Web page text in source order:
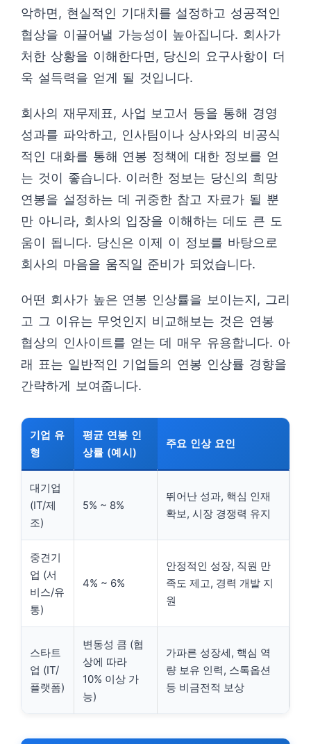
악하면, 현실적인 기대치를 설정하고 성공적인
협상을 이끌어낼 가능성이 높아집니다. 회사가
처한 상황을 이해한다면, 당신의 요구사항이 더
욱 설득력을 얻게 될 것입니다.
회사의 재무제표, 사업 보고서 등을 통해 경영
성과를 파악하고, 인사팀이나 상사와의 비공식
적인 대화를 통해 연봉 정책에 대한 정보를 얻
는 것이 좋습니다. 이러한 정보는 당신의 희망
연봉을 설정하는 데 귀중한 참고 자료가 될 뿐
만 아니라, 회사의 입장을 이해하는 데도 큰 도
움이 됩니다. 당신은 이제 이 정보를 바탕으로
회사의 마음을 움직일 준비가 되었습니다.
어떤 회사가 높은 연봉 인상률을 보이는지, 그리
고 그 이유는 무엇인지 비교해보는 것은 연봉
협상의 인사이트를 얻는 데 매우 유용합니다. 아
래 표는 일반적인 기업들의 연봉 인상률 경향을
간략하게 보여줍니다.
기업 유
형
평균 연봉 인
상률 (예시)
주요 인상 요인
대기업
(IT/제
조)
5% ~ 8%
뛰어난 성과, 핵심 인재
확보, 시장 경쟁력 유지
중견기
업 (서
비스/유
통)
4% ~ 6%
안정적인 성장, 직원 만
족도 제고, 경력 개발 지
원
스타트
업 (IT/
플랫폼)
변동성 큼 (협
상에 따라
10% 이상 가
능)
가파른 성장세, 핵심 역
량 보유 인력, 스톡옵션
등 비금전적 보상